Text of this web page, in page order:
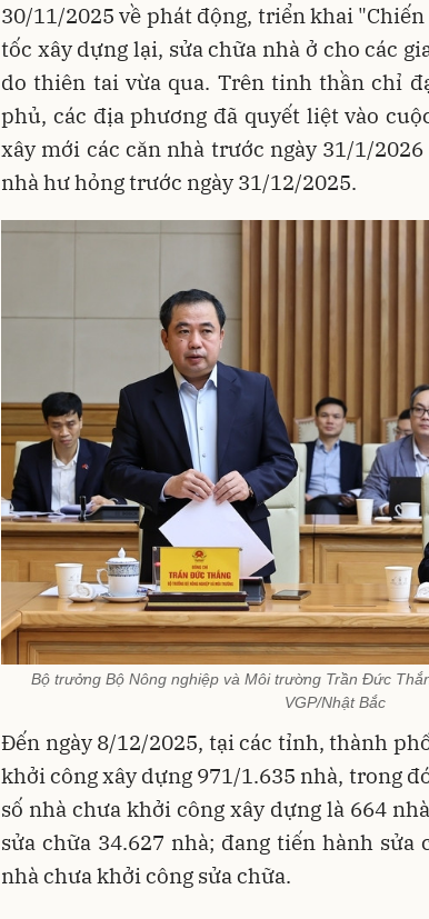
30/11/2025 về phát động, triển khai
tốc xây dựng lại, sửa chữa nhà ở cho các
do thiên tai vừa qua. Trên tinh thần chỉ
phủ, các địa phương đã quyết liệt vào
xây mới các căn nhà trước ngày 31/1/
nhà hư hỏng trước ngày 31/12/2025.
Bộ trưởng Bộ Nông nghiệp và Môi trường Trần Đức
VGP/Nhật Bắc
Đến ngày 8/12/2025, tại các tỉnh, thành
khởi công xây dựng 971/1.635 nhà, trong
số nhà chưa khởi công xây dựng là 664
sửa chữa 34.627 nhà; đang tiến hành sửa
nhà chưa khởi công sửa chữa.